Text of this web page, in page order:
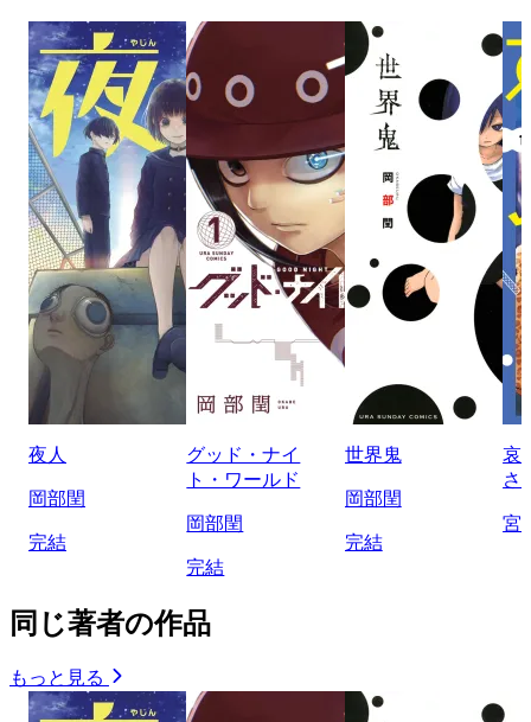
夜人
岡部閏
完結
グッド・ナイ
ト・ワールド
岡部閏
完結
世界鬼
岡部閏
完結
哀
さ
宮
同じ著者の作品
もっと見る